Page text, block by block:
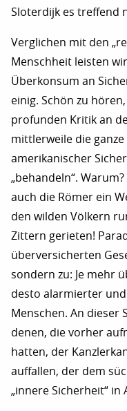
Sloterdijk es treffend
Verglichen mit den
Menschheit leisten
Überkonsum an
einig. Schön zu
profunden Kritik an
mittlerweile die
amerikanischer
„behandeln“.
auch die Römer ein
den wilden Völkern
Zittern gerieten!
überversicherten
sondern zu: Je mehr
desto alarmierter
Menschen. An dieser
denen, die vorher
hatten, der
auffallen, der dem
„innere Sicherheit“ in